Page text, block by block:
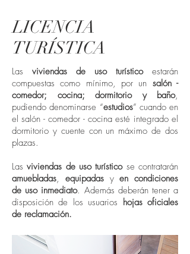
LICENCIA
TURÍSTICA
Las viviendas de uso turísticoestarán
compuestas como mínimo, por un salón -
comedor; cocina; dormitorio y baño,
pudiendo denominarse “estudios” cuando en
el salón - comedor - cocina esté integrado el
dormitorio y cuente con un máximo de dos
plazas.
Lasviviendas de uso turísticose contratarán
amuebladas, equipadasyen condiciones
de uso inmediato. Además deberán tener a
disposición de los usuarios hojas oficiales
de reclamación.